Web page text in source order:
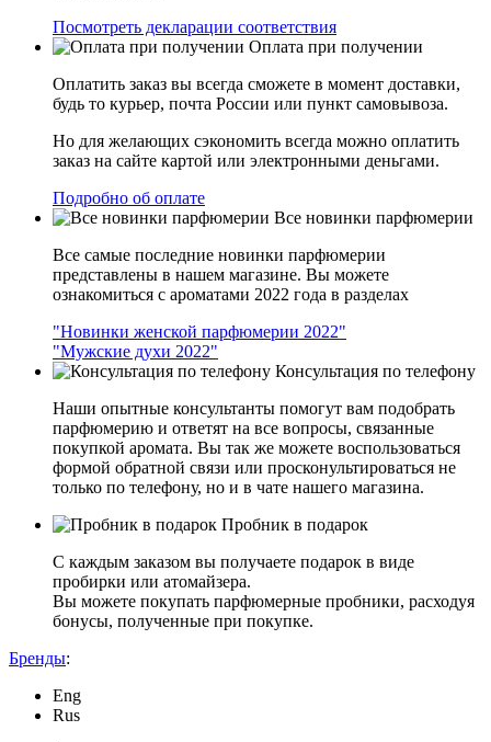
Посмотреть декларации соответствия
Оплата при получении
Оплатить заказ вы всегда сможете в момент доставки,
будь то курьер, почта России или пункт самовывоза.
Но для желающих сэкономить всегда можно оплатить
заказ на сайте картой или электронными деньгами.
Подробно об оплате
Все новинки парфюмерии
Все самые последние новинки парфюмерии
представлены в нашем магазине. Вы можете
ознакомиться с ароматами 2022 года в разделах
"Новинки женской парфюмерии 2022"
"Мужские духи 2022"
Консультация по телефону
Наши опытные консультанты помогут вам подобрать
парфюмерию и ответят на все вопросы, связанные
покупкой аромата. Вы так же можете воспользоваться
формой обратной связи или просконультироваться не
только по телефону, но и в чате нашего магазина.
Пробник в подарок
С каждым заказом вы получаете подарок в виде
пробирки или атомайзера.
Вы можете покупать парфюмерные пробники, расходуя
бонусы, полученные при покупке.
Бренды:
Eng
Rus